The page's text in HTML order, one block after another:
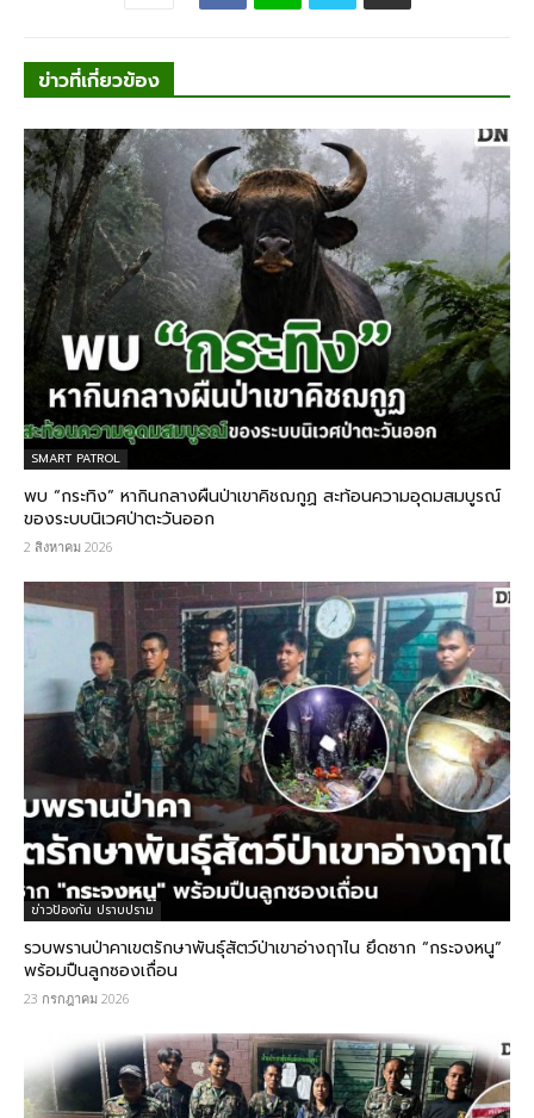
ข่าวที่เกี่ยวข้อง
SMART PATROL
พบ “กระทิง” หากินกลางผืนป่าเขาคิชฌกูฏ สะท้อนความอุดมสมบูรณ์
ของระบบนิเวศป่าตะวันออก
2 สิงหาคม 2026
ข่าวป้องกัน ปราบปราม
รวบพรานป่าคาเขตรักษาพันธุ์สัตว์ป่าเขาอ่างฤาไน ยึดซาก “กระจงหนู”
พร้อมปืนลูกซองเถื่อน
23 กรกฎาคม 2026